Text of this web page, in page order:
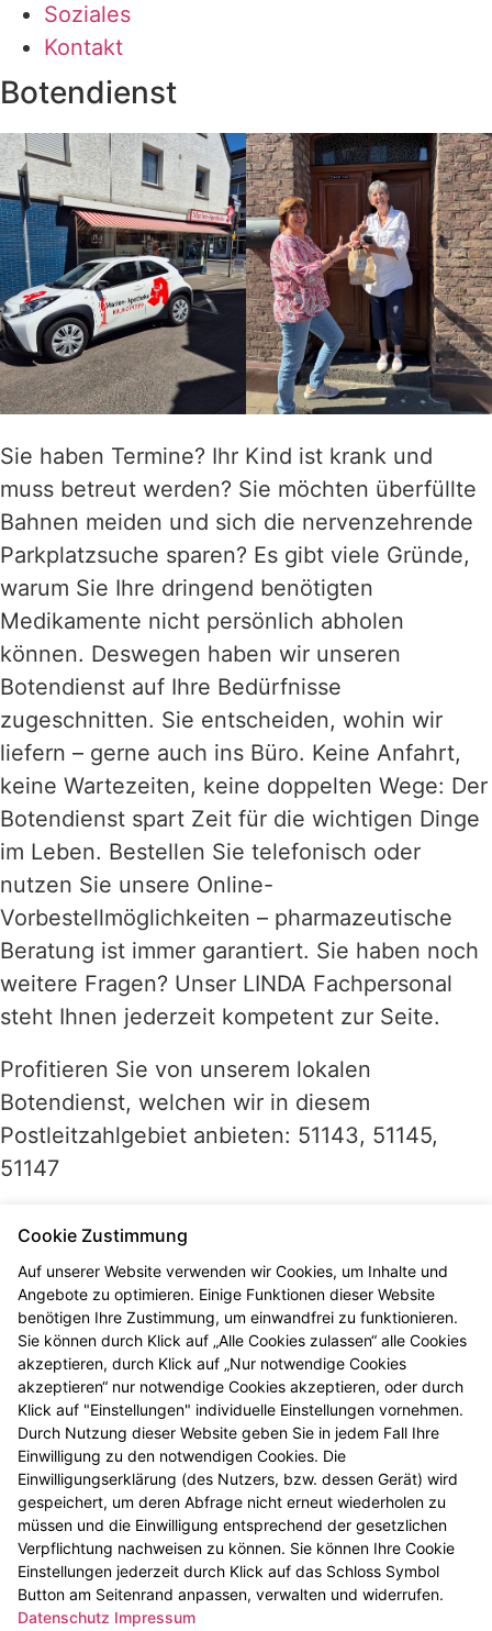
Soziales
Kontakt
Botendienst
Sie haben Termine? Ihr Kind ist krank und
muss betreut werden? Sie möchten überfüllte
Bahnen meiden und sich die nervenzehrende
Parkplatzsuche sparen? Es gibt viele Gründe,
warum Sie Ihre dringend benötigten
Medikamente nicht persönlich abholen
können. Deswegen haben wir unseren
Botendienst auf Ihre Bedürfnisse
zugeschnitten. Sie entscheiden, wohin wir
liefern – gerne auch ins Büro. Keine Anfahrt,
keine Wartezeiten, keine doppelten Wege: Der
Botendienst spart Zeit für die wichtigen Dinge
im Leben. Bestellen Sie telefonisch oder
nutzen Sie unsere Online-
Vorbestellmöglichkeiten – pharmazeutische
Beratung ist immer garantiert. Sie haben noch
weitere Fragen? Unser LINDA Fachpersonal
steht Ihnen jederzeit kompetent zur Seite.
Profitieren Sie von unserem lokalen
Botendienst, welchen wir in diesem
Postleitzahlgebiet anbieten: 51143, 51145,
51147
Weiteres zu diesem Service stimmen wir mit
Ihnen persönlich ab.
Mobile Kartenzahlung bei Lieferung möglich.
2026 © Marien-Apotheke
Impressum
Datenschutz
Barrierefreiheit
Impressum
Datenschutz
Barrierefreiheit
Öffnungszeiten an Karneval:
Cookie Zustimmung
Auf unserer Website verwenden wir Cookies, um Inhalte und
Angebote zu optimieren. Einige Funktionen dieser Website
benötigen Ihre Zustimmung, um einwandfrei zu funktionieren.
Sie können durch Klick auf „Alle Cookies zulassen“ alle Cookies
akzeptieren, durch Klick auf „Nur notwendige Cookies
akzeptieren“ nur notwendige Cookies akzeptieren, oder durch
Klick auf "Einstellungen" individuelle Einstellungen vornehmen.
Durch Nutzung dieser Website geben Sie in jedem Fall Ihre
Einwilligung zu den notwendigen Cookies. Die
Einwilligungserklärung (des Nutzers, bzw. dessen Gerät) wird
gespeichert, um deren Abfrage nicht erneut wiederholen zu
müssen und die Einwilligung entsprechend der gesetzlichen
Verpflichtung nachweisen zu können. Sie können Ihre Cookie
Einstellungen jederzeit durch Klick auf das Schloss Symbol
Button am Seitenrand anpassen, verwalten und widerrufen.
Datenschutz Impressum